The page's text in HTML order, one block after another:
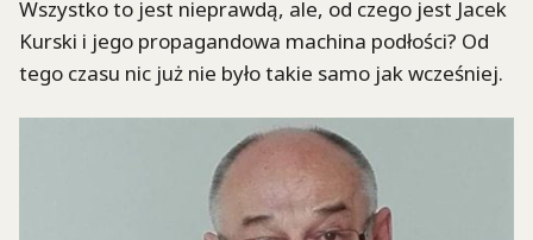
Wszystko to jest nieprawdą, ale, od czego jest Jacek
Kurski i jego propagandowa machina podłości? Od
tego czasu nic już nie było takie samo jak wcześniej.